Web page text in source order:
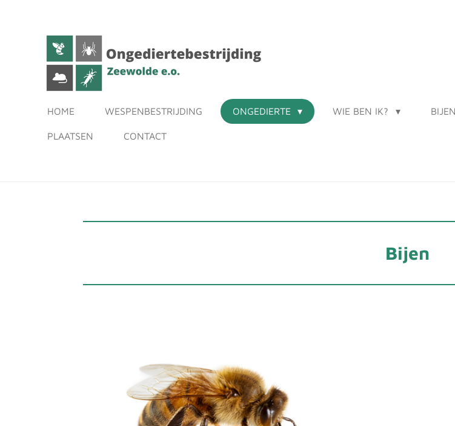
hoofdinhoud
HOME WESPENBESTRIJDING ONGEDIERTE WIE BEN IK?
PLAATSEN CONTACT
Bijen